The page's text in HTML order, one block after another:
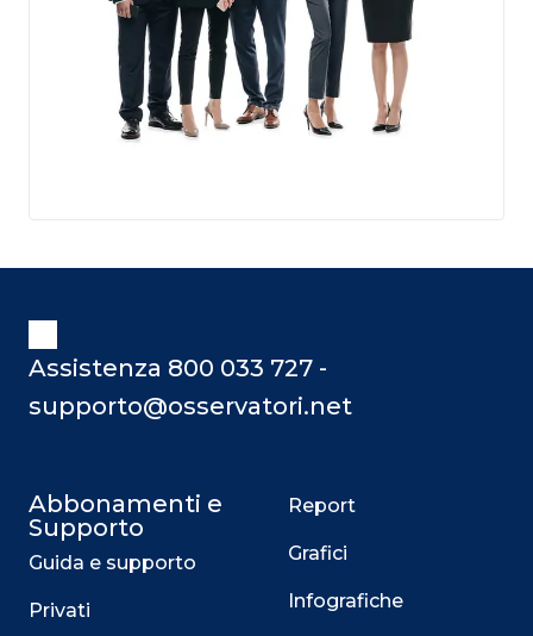
Assistenza 800 033 727 -
supporto@osservatori.net
Abbonamenti e
Supporto
Guida e supporto
Privati
Report
Grafici
Infografiche